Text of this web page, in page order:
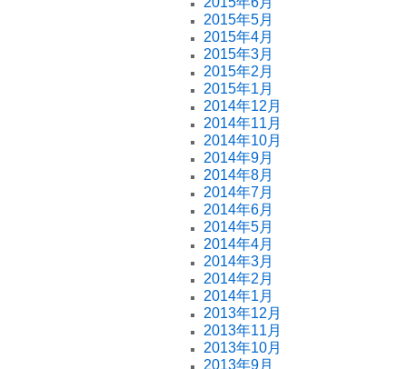
2015年5月
2015年4月
2015年3月
2015年2月
2015年1月
2014年12月
2014年11月
2014年10月
2014年9月
2014年8月
2014年7月
2014年6月
2014年5月
2014年4月
2014年3月
2014年2月
2014年1月
2013年12月
2013年11月
2013年10月
2013年9月